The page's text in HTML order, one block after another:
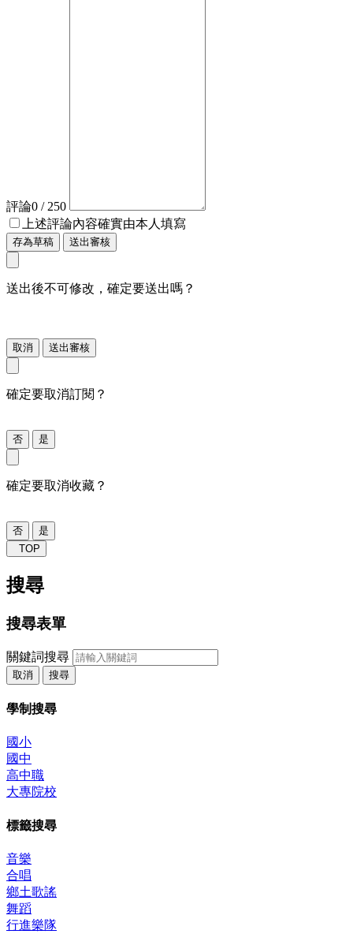
評論0 / 250
上述評論內容確實由本人填寫
存為草稿 送出審核
送出後不可修改，確定要送出嗎？
取消 送出審核
確定要取消訂閱？
否 是
確定要取消收藏？
否
是
TOP
搜尋
搜尋表單
關鍵詞搜尋
取消 搜尋
學制搜尋
國小
國中
高中職
大專院校
標籤搜尋
音樂
合唱
鄉土歌謠
舞蹈
行進樂隊